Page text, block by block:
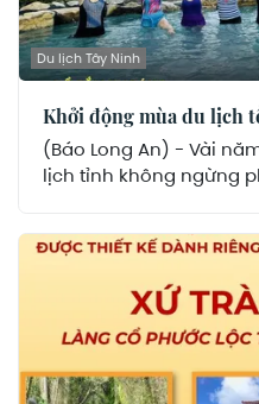
Du lịch Tây Ninh
Khởi động mùa du lịch
(Báo Long An) - Vài
lịch tỉnh không ngừng